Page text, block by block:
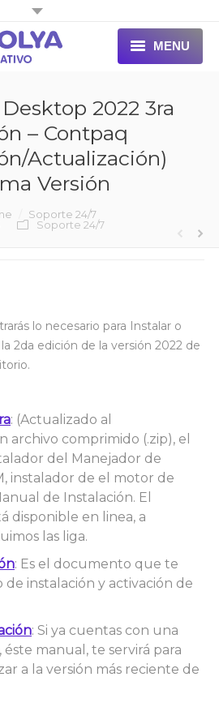
MENU
2022 3ra
– Contpaq
Actualización)
Versión
Soporte 24/7
Soporte 24/7
lo necesario para Instalar o
2da edición de la versión 2022 de
: (Actualizado al
archivo comprimido (.zip), el
del Manejador de
instalador de el motor de
de Instalación. El
disponible en linea, a
las liga.
: Es el documento que te
de instalación y activación de
: Si ya cuentas con una
éste manual, te servirá para
a la versión más reciente de